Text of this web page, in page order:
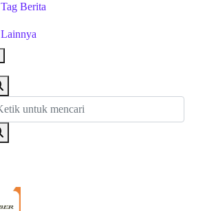
Tag Berita
Lainnya